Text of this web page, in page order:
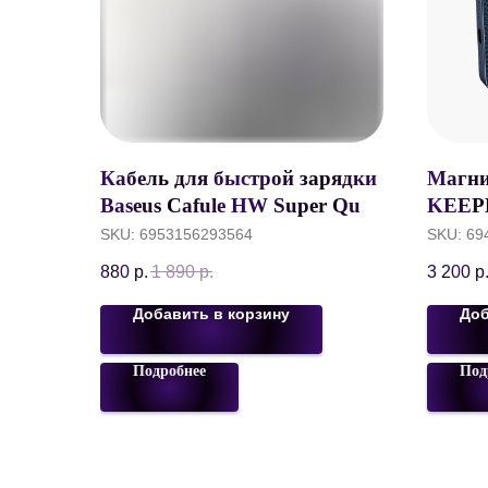
Кабель для быстрой зарядки
Baseus Cafule HW Super Quck
Charge 40W Double-Sided,
USB to Type-C, 5A, 1 м,
Черный, CATKLF-PG1
SKU: 6953156293564
880 р. 1 890 р.
Добавить в корзину
Подробнее
5000
SKU:
3 200 р.